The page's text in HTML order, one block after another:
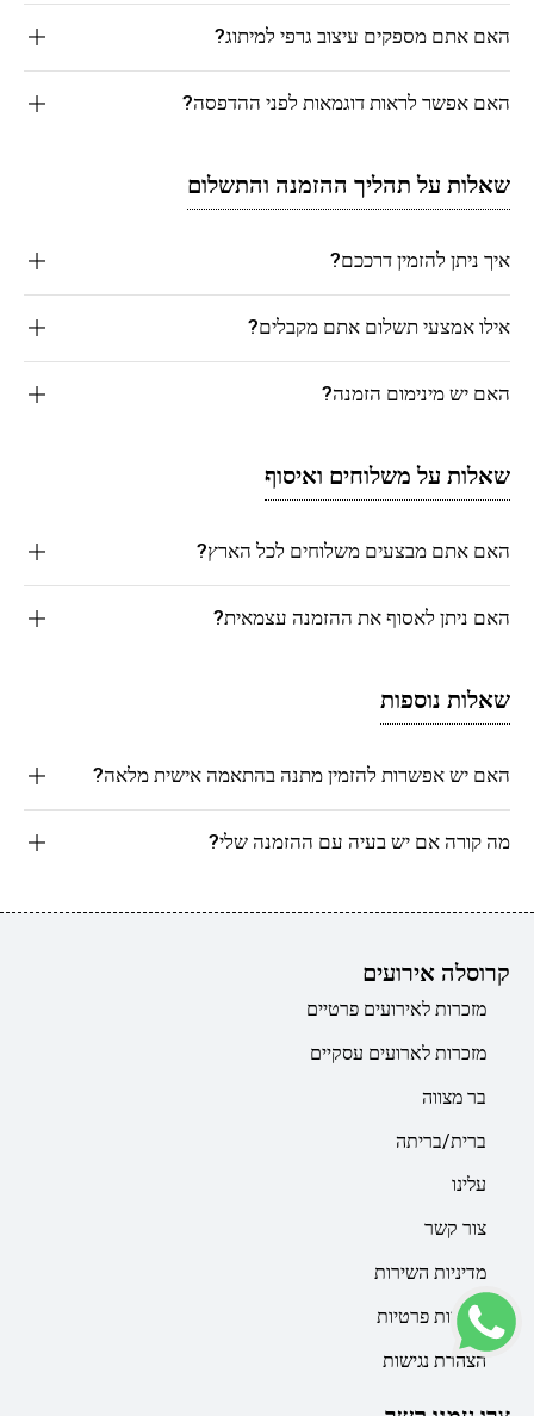
האם אתם מספקים עיצוב גרפי למיתוג?
האם אפשר לראות דוגמאות לפני ההדפסה?
שאלות על תהליך ההזמנה והתשלום
איך ניתן להזמין דרככם?
אילו אמצעי תשלום אתם מקבלים?
האם יש מינימום הזמנה?
שאלות על משלוחים ואיסוף
האם אתם מבצעים משלוחים לכל הארץ?
האם ניתן לאסוף את ההזמנה עצמאית?
שאלות נוספות
האם יש אפשרות להזמין מתנה בהתאמה אישית מלאה?
מה קורה אם יש בעיה עם ההזמנה שלי?
קרוסלה אירועים
מזכרות לאירועים פרטיים
מזכרות לארועים עסקיים
בר מצווה
ברית/בריתה
עלינו
צור קשר
מדיניות השירות
מדיניות פרטיות
הצהרת נגישות